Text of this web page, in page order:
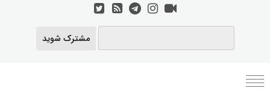
مشترک شوید